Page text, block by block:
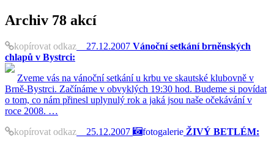
Archiv 78 akcí
kopírovat odkaz 27.12.2007 Vánoční setkání brněnských
chlapů v Bystrci:
Zveme vás na vánoční setkání u krbu ve skautské klubovně v
Brně-Bystrci. Začínáme v obvyklých 19:30 hod. Budeme si povídat
o tom, co nám přinesl uplynulý rok a jaká jsou naše očekávání v
roce 2008. …
kopírovat odkaz 25.12.2007 fotogalerie ŽIVÝ BETLÉM: